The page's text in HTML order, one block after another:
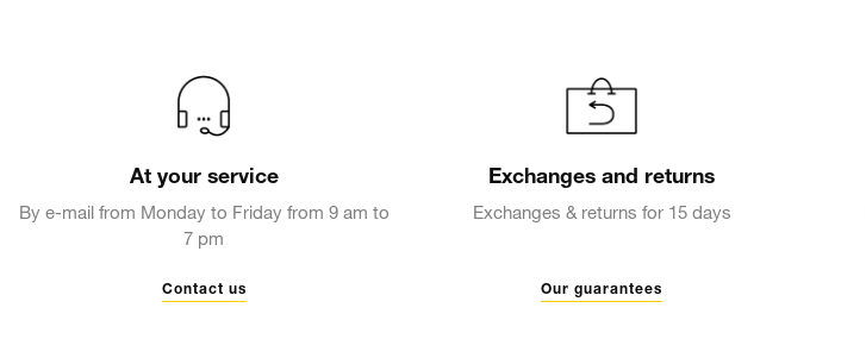
At your service
By e-mail from Monday to Friday from 9 am to
7 pm
Contact us
Exchanges and returns
Exchanges & returns for 15 days
Our guarantees